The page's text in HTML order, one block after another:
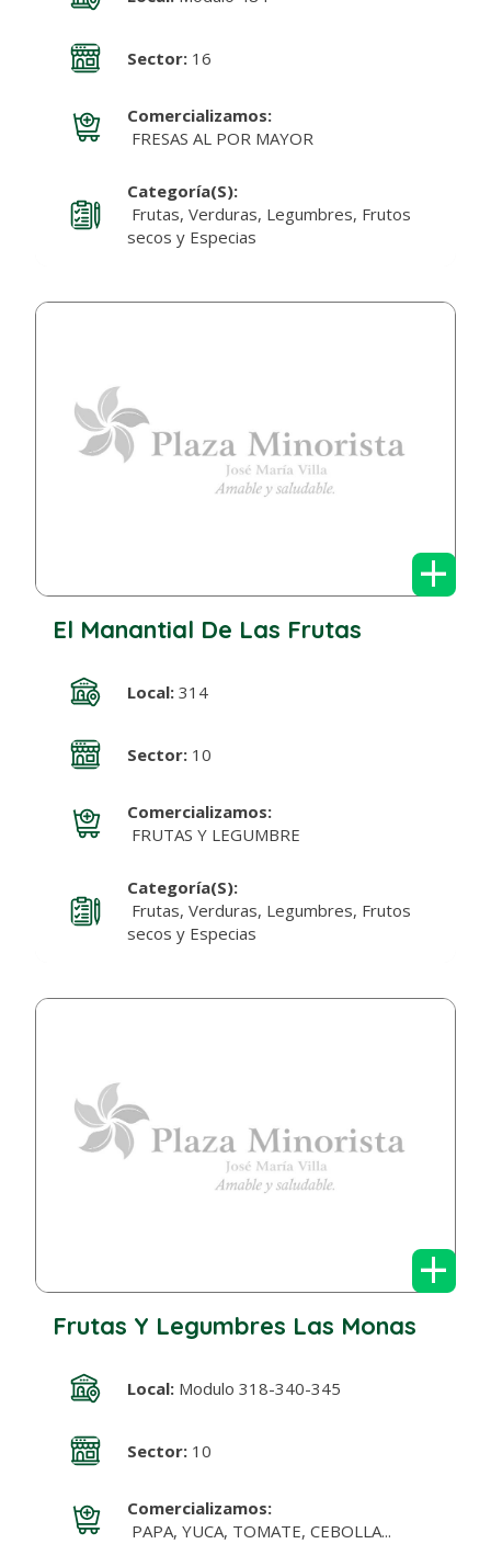
Sector:16
Comercializamos:
FRESAS AL POR MAYOR
Categoría(s):
Frutas, Verduras, Legumbres, Frutos
secos y Especias
+
El Manantial De Las Frutas
Local:314
Sector:10
Comercializamos:
FRUTAS Y LEGUMBRE
Categoría(s):
Frutas, Verduras, Legumbres, Frutos
secos y Especias
+
Frutas Y Legumbres Las Monas
Local:Modulo 318-340-345
Sector:10
Comercializamos:
PAPA, YUCA, TOMATE, CEBOLLA...